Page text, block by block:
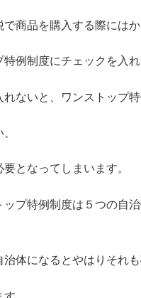
で商品を購入する際には
特例制度にチェックを入れ
れないと、ワンストップ
となってしまいます。
ップ特例制度は５つの自
治体になるとやはりそれ